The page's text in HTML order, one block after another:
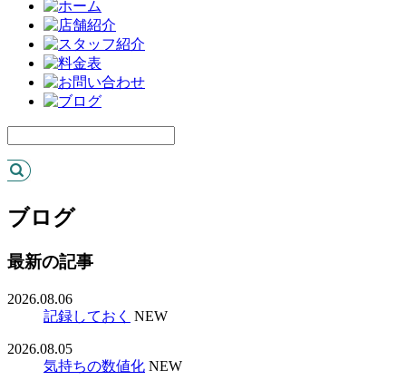
ブログ
最新の記事
2026.08.06
記録しておく NEW
2026.08.05
気持ちの数値化 NEW